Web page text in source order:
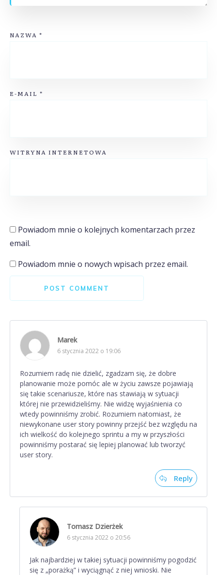
NAZWA *
E-MAIL *
WITRYNA INTERNETOWA
Powiadom mnie o kolejnych komentarzach przez
email.
Powiadom mnie o nowych wpisach przez email.
POST COMMENT
Marek
6 stycznia 2022 o 19:06
Rozumiem radę nie dzielić, zgadzam się, że dobre
planowanie może pomóc ale w życiu zawsze pojawiają
się takie scenariusze, które nas stawiają w sytuacji
której nie przewidzieliśmy. Nie widzę wyjaśnienia co
wtedy powinniśmy zrobić. Rozumiem natomiast, że
niewykonane user story powinny przejść bez względu na
ich wielkość do kolejnego sprintu a my w przyszłości
powinniśmy postarać się lepiej planować lub tworzyć
user story.
Reply
Tomasz Dzierżek
6 stycznia 2022 o 20:56
Jak najbardziej w takiej sytuacji powinniśmy pogodzić
się z „porażką” i wyciągnąć z niej wnioski. Nie